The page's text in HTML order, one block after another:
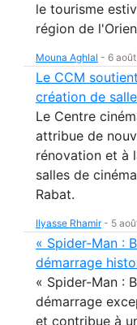
le tourisme
région de
Mouna Aghlal - 6
Le CCM
création de
Le Centre
attribue de
rénovation et à
salles de
Rabat.
Ilyasse Rhamir- 5
« Spider-Man :
démarrage
« Spider-Man :
démarrage
et contribue à